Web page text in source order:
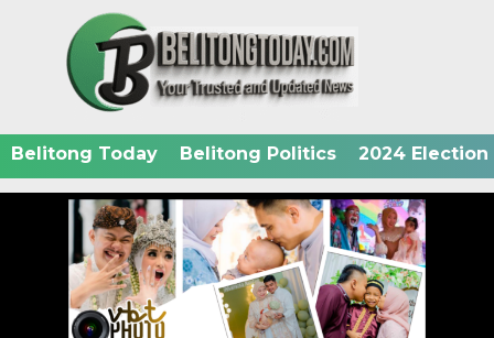
Belitong Today Belitong Politics 2024 Election